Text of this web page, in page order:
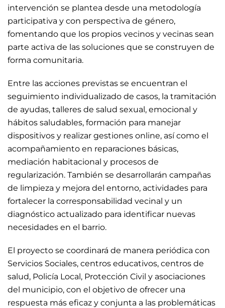
intervención se plantea desde una metodología
participativa y con perspectiva de género,
fomentando que los propios vecinos y vecinas sean
parte activa de las soluciones que se construyen de
forma comunitaria.
Entre las acciones previstas se encuentran el
seguimiento individualizado de casos, la tramitación
de ayudas, talleres de salud sexual, emocional y
hábitos saludables, formación para manejar
dispositivos y realizar gestiones online, así como el
acompañamiento en reparaciones básicas,
mediación habitacional y procesos de
regularización. También se desarrollarán campañas
de limpieza y mejora del entorno, actividades para
fortalecer la corresponsabilidad vecinal y un
diagnóstico actualizado para identificar nuevas
necesidades en el barrio.
El proyecto se coordinará de manera periódica con
Servicios Sociales, centros educativos, centros de
salud, Policía Local, Protección Civil y asociaciones
del municipio, con el objetivo de ofrecer una
respuesta más eficaz y conjunta a las problemáticas